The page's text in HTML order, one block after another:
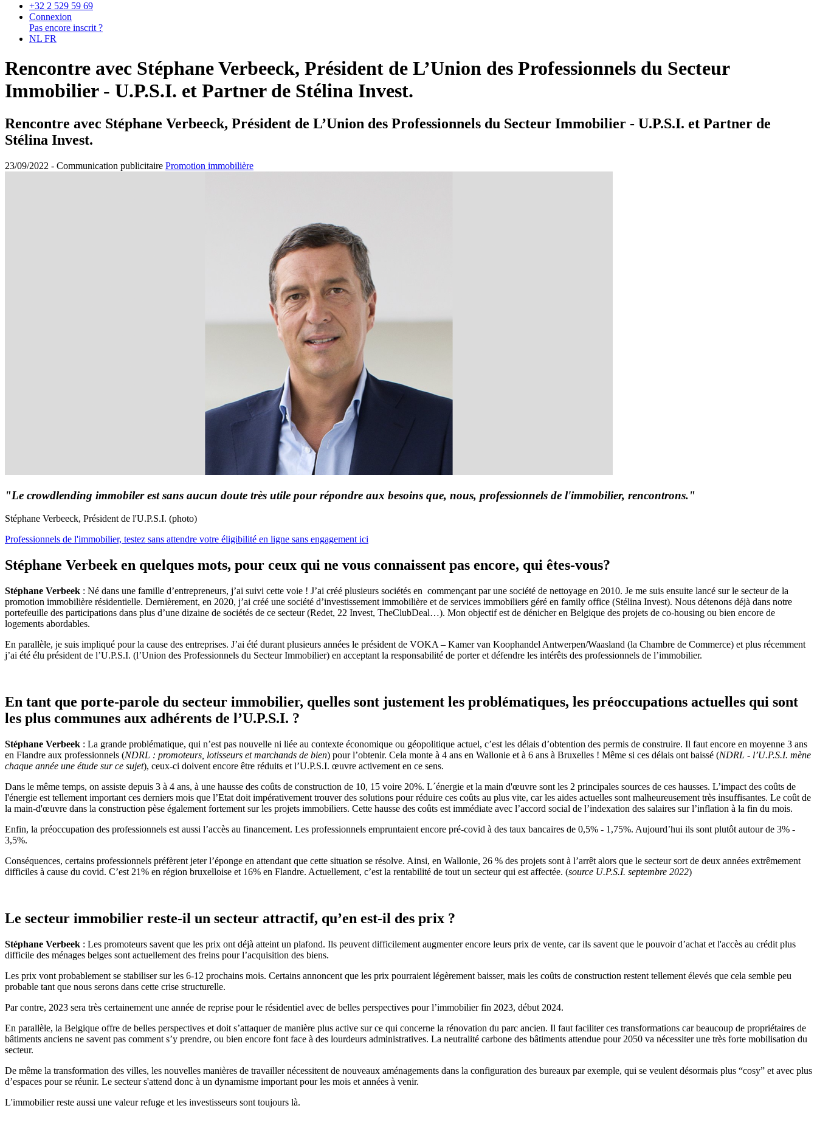
+32 2 529 59 69
Connexion
Pas encore inscrit ?
NL FR
Rencontre avec Stéphane Verbeeck, Président de L’Union des Professionnels du Secteur
Immobilier - U.P.S.I. et Partner de Stélina Invest.
Rencontre avec Stéphane Verbeeck, Président de L’Union des Professionnels du Secteur Immobilier - U.P.S.I. et Partner de
Stélina Invest.
23/09/2022 - Communication publicitaire Promotion immobilière
"Le crowdlending immobiler est sans aucun doute très utile pour répondre aux besoins que, nous, professionnels de l'immobilier, rencontrons."
Stéphane Verbeeck, Président de l'U.P.S.I. (photo)
Professionnels de l'immobilier, testez sans attendre votre éligibilité en ligne sans engagement ici
Stéphane Verbeek en quelques mots, pour ceux qui ne vous connaissent pas encore, qui êtes-vous?
Stéphane Verbeek : Né dans une famille d’entrepreneurs, j’ai suivi cette voie ! J’ai créé plusieurs sociétés en commençant par une société de nettoyage en 2010. Je me suis ensuite lancé sur le secteur de la
promotion immobilière résidentielle. Dernièrement, en 2020, j’ai créé une société d’investissement immobilière et de services immobiliers géré en family office (Stélina Invest). Nous détenons déjà dans notre
portefeuille des participations dans plus d’une dizaine de sociétés de ce secteur (Redet, 22 Invest, TheClubDeal…). Mon objectif est de dénicher en Belgique des projets de co-housing ou bien encore de
logements abordables.
En parallèle, je suis impliqué pour la cause des entreprises. J’ai été durant plusieurs années le président de VOKA – Kamer van Koophandel Antwerpen/Waasland (la Chambre de Commerce) et plus récemment
j’ai été élu président de l’U.P.S.I. (l’Union des Professionnels du Secteur Immobilier) en acceptant la responsabilité de porter et défendre les intérêts des professionnels de l’immobilier.
En tant que porte-parole du secteur immobilier, quelles sont justement les problématiques, les préoccupations actuelles qui sont
les plus communes aux adhérents de l’U.P.S.I. ?
Stéphane Verbeek : La grande problématique, qui n’est pas nouvelle ni liée au contexte économique ou géopolitique actuel, c’est les délais d’obtention des permis de construire. Il faut encore en moyenne 3 ans
en Flandre aux professionnels (NDRL : promoteurs, lotisseurs et marchands de bien) pour l’obtenir. Cela monte à 4 ans en Wallonie et à 6 ans à Bruxelles ! Même si ces délais ont baissé (NDRL - l’U.P.S.I. mène
chaque année une étude sur ce sujet), ceux-ci doivent encore être réduits et l’U.P.S.I. œuvre activement en ce sens.
Dans le même temps, on assiste depuis 3 à 4 ans, à une hausse des coûts de construction de 10, 15 voire 20%. L´énergie et la main d'œuvre sont les 2 principales sources de ces hausses. L’impact des coûts de
l'énergie est tellement important ces derniers mois que l’Etat doit impérativement trouver des solutions pour réduire ces coûts au plus vite, car les aides actuelles sont malheureusement très insuffisantes. Le coût de
la main-d'œuvre dans la construction pèse également fortement sur les projets immobiliers. Cette hausse des coûts est immédiate avec l’accord social de l’indexation des salaires sur l’inflation à la fin du mois.
Enfin, la préoccupation des professionnels est aussi l’accès au financement. Les professionnels empruntaient encore pré-covid à des taux bancaires de 0,5% - 1,75%. Aujourd’hui ils sont plutôt autour de 3% -
3,5%.
Conséquences, certains professionnels préfèrent jeter l’éponge en attendant que cette situation se résolve. Ainsi, en Wallonie, 26 % des projets sont à l’arrêt alors que le secteur sort de deux années extrêmement
difficiles à cause du covid. C’est 21% en région bruxelloise et 16% en Flandre. Actuellement, c’est la rentabilité de tout un secteur qui est affectée. (source U.P.S.I. septembre 2022)
Le secteur immobilier reste-il un secteur attractif, qu’en est-il des prix ?
Stéphane Verbeek : Les promoteurs savent que les prix ont déjà atteint un plafond. Ils peuvent difficilement augmenter encore leurs prix de vente, car ils savent que le pouvoir d’achat et l'accès au crédit plus
difficile des ménages belges sont actuellement des freins pour l’acquisition des biens.
Les prix vont probablement se stabiliser sur les 6-12 prochains mois. Certains annoncent que les prix pourraient légèrement baisser, mais les coûts de construction restent tellement élevés que cela semble peu
probable tant que nous serons dans cette crise structurelle.
Par contre, 2023 sera très certainement une année de reprise pour le résidentiel avec de belles perspectives pour l’immobilier fin 2023, début 2024.
En parallèle, la Belgique offre de belles perspectives et doit s’attaquer de manière plus active sur ce qui concerne la rénovation du parc ancien. Il faut faciliter ces transformations car beaucoup de propriétaires de
bâtiments anciens ne savent pas comment s’y prendre, ou bien encore font face à des lourdeurs administratives. La neutralité carbone des bâtiments attendue pour 2050 va nécessiter une très forte mobilisation du
secteur.
De même la transformation des villes, les nouvelles manières de travailler nécessitent de nouveaux aménagements dans la configuration des bureaux par exemple, qui se veulent désormais plus “cosy” et avec plus
d’espaces pour se réunir. Le secteur s'attend donc à un dynamisme important pour les mois et années à venir.
L'immobilier reste aussi une valeur refuge et les investisseurs sont toujours là.